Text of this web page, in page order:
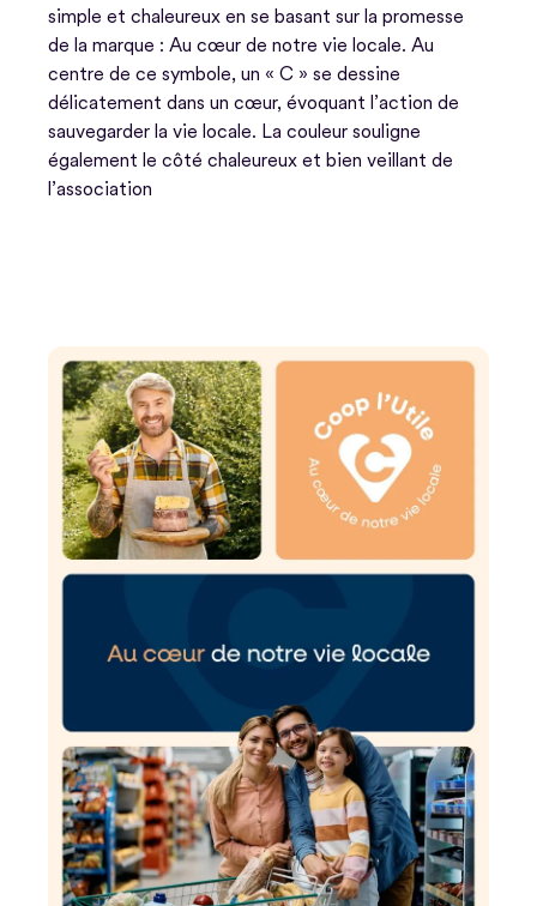
simple et chaleureux en se basant sur la promesse
de la marque : Au cœur de notre vie locale. Au
centre de ce symbole, un « C » se dessine
délicatement dans un cœur, évoquant l’action de
sauvegarder la vie locale. La couleur souligne
également le côté chaleureux et bien veillant de
l’association